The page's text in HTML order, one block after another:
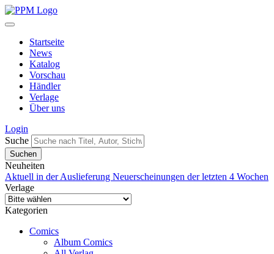
Startseite
News
Katalog
Vorschau
Händler
Verlage
Über uns
Login
Suche
Neuheiten
Aktuell in der Auslieferung Neuerscheinungen der letzten 4 Wochen
Verlage
Kategorien
Comics
Album Comics